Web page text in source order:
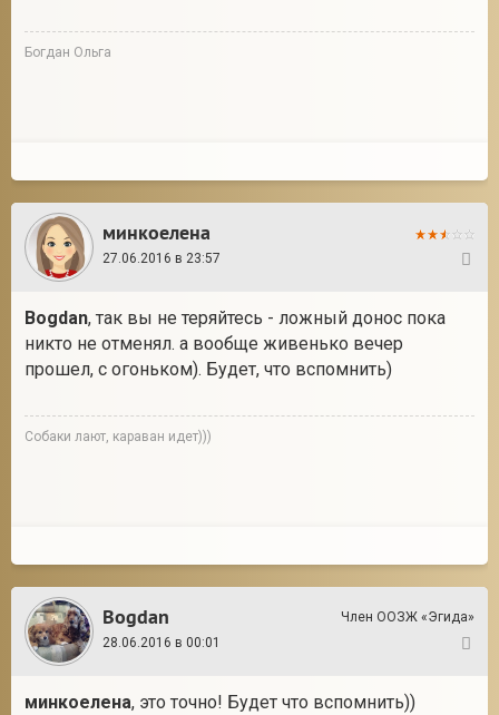
Богдан Ольга
минкоелена
27.06.2016 в 23:57
Bogdan, так вы не теряйтесь - ложный донос пока
никто не отменял. а вообще живенько вечер
прошел, с огоньком). Будет, что вспомнить)
Собаки лают, караван идет)))
Bogdan
Член ООЗЖ «Эгида»
28.06.2016 в 00:01
минкоелена, это точно! Будет что вспомнить))